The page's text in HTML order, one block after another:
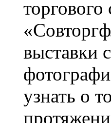
выставки
узнать о